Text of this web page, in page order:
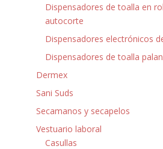
Dispensadores de toalla en
autocorte
Dispensadores electrónicos
Dispensadores de toalla
Dermex
Sani Suds
Secamanos y secapelos
Vestuario laboral
Casullas